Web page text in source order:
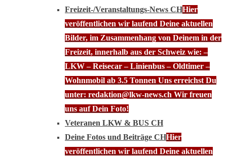
Freizeit-/Veranstaltungs-News CHHier
veröffentlichen wir laufend Deine aktuellen
Bilder, im Zusammenhang von Deinem in der
Freizeit, innerhalb aus der Schweiz wie: –
LKW – Reisecar – Linienbus – Oldtimer –
Wohnmobil ab 3.5 Tonnen Uns erreichst Du
unter: redaktion@lkw-news.ch Wir freuen
uns auf Dein Foto!
Veteranen LKW & BUS CH
Deine Fotos und Beiträge CHHier
veröffentlichen wir laufend Deine aktuellen